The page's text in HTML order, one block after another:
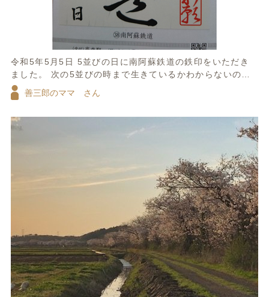
令和5年5月5日 5並びの日に南阿蘇鉄道の鉄印をいただき
ました。 次の5並びの時まで生きているかわからないので
一生の思い出です。
善三郎のママ さん